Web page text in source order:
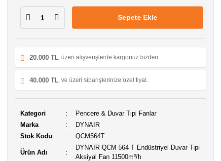
Sepete Ekle
20.000 TL üzeri alışverişlerde kargonuz bizden.
40.000 TL ve üzeri siparişlerinize özel fiyat.
Kategori
Pencere & Duvar Tipi Fanlar
Marka
DYNAIR
Stok Kodu
QCM564T
Ürün Adı
DYNAIR QCM 564 T Endüstriyel Duvar Tipi
Aksiyal Fan 11500m³/h